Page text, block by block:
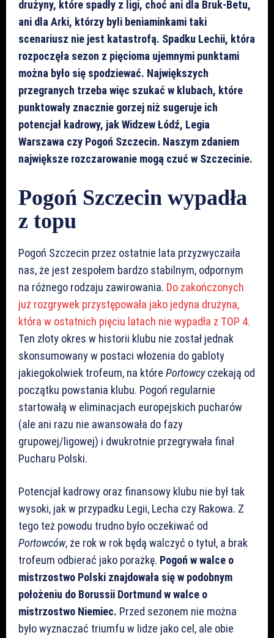
drużyny, które spadły z ligi, choć ani dla Bruk-Betu,
ani dla Arki, którzy byli beniaminkami taki
scenariusz nie jest katastrofą. Spadku Lechii, która
rozpoczęła sezon z pięcioma ujemnymi punktami
można było się spodziewać. Największych
przegranych trzeba więc szukać w klubach, które
punktowały znacznie gorzej niż sugeruje ich
potencjał kadrowy, jak Widzew Łódź, Legia
Warszawa czy Pogoń Szczecin. Naszym zdaniem
największe rozczarowanie mogą czuć w Szczecinie.
Pogoń Szczecin wypadła
z topu
Pogoń Szczecin przez ostatnie lata przyzwyczaiła
nas, że jest zespołem bardzo stabilnym, odpornym
na różnego rodzaju zawirowania. Do zakończonych
już rozgrywek przystępowała jako jedyna drużyna,
która w ostatnich pięciu latach nie wypadła z TOP 4.
Ten złoty okres w historii klubu nie został jednak
skonsumowany w postaci włożenia do gabloty
jakiegokolwiek trofeum, na które Portowcyczekają od
początku powstania klubu. Pogoń regularnie
startowałą w eliminacjach europejskich pucharów
(ale ani razu nie awansowała do fazy
grupowej/ligowej) i dwukrotnie przegrywała finał
Pucharu Polski.
Potencjał kadrowy oraz finansowy klubu nie był tak
wysoki, jak w przypadku Legii, Lecha czy Rakowa. Z
tego też powodu trudno było oczekiwać od
Portowców, że rok w rok będą walczyć o tytuł, a brak
trofeum odbierać jako porażkę. Pogoń w walce o
mistrzostwo Polski znajdowała się w podobnym
położeniu do Borussii Dortmund w walce o
mistrzostwo Niemiec. Przed sezonem nie można
było wyznaczać triumfu w lidze jako cel, ale obie